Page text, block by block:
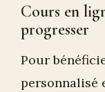
Cours en
progresser
Pour
personnalisé